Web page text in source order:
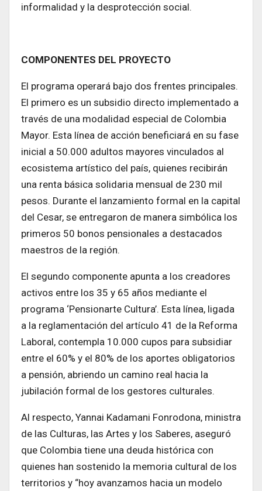
informalidad y la desprotección social.
COMPONENTES DEL PROYECTO
El programa operará bajo dos frentes principales.
El primero es un subsidio directo implementado a
través de una modalidad especial de Colombia
Mayor. Esta línea de acción beneficiará en su fase
inicial a 50.000 adultos mayores vinculados al
ecosistema artístico del país, quienes recibirán
una renta básica solidaria mensual de 230 mil
pesos. Durante el lanzamiento formal en la capital
del Cesar, se entregaron de manera simbólica los
primeros 50 bonos pensionales a destacados
maestros de la región.
El segundo componente apunta a los creadores
activos entre los 35 y 65 años mediante el
programa ‘Pensionarte Cultura’. Esta línea, ligada
a la reglamentación del artículo 41 de la Reforma
Laboral, contempla 10.000 cupos para subsidiar
entre el 60% y el 80% de los aportes obligatorios
a pensión, abriendo un camino real hacia la
jubilación formal de los gestores culturales.
Al respecto, Yannai Kadamani Fonrodona, ministra
de las Culturas, las Artes y los Saberes, aseguró
que Colombia tiene una deuda histórica con
quienes han sostenido la memoria cultural de los
territorios y “hoy avanzamos hacia un modelo